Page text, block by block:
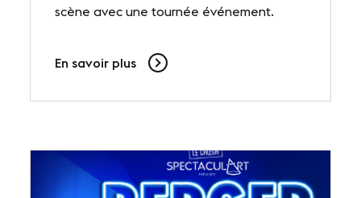
scène avec une tournée événement.
En savoir plus